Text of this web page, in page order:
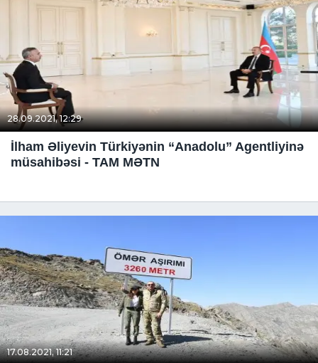
28.09.2021, 12:29
İlham Əliyevin Türkiyənin “Anadolu” Agentliyinə
müsahibəsi - TAM MƏTN
17.08.2021, 11:21